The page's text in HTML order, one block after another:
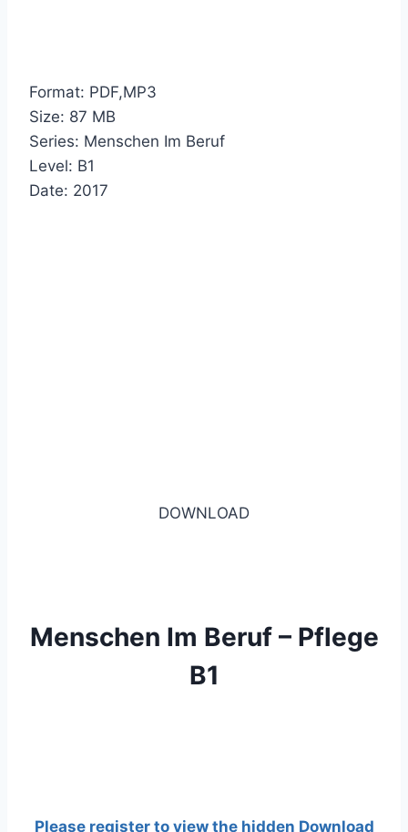
Format: PDF,MP3
Size: 87 MB
Series: Menschen Im Beruf
Level: B1
Date: 2017
DOWNLOAD
Menschen Im Beruf – Pflege
B1
Please register to view the hidden Download